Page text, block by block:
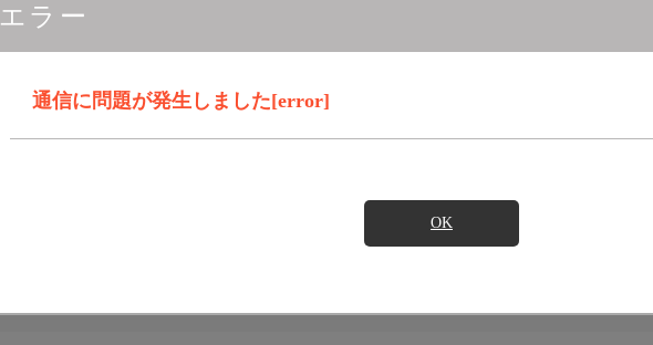
エラー
通信に問題が発生しました[error]
OK